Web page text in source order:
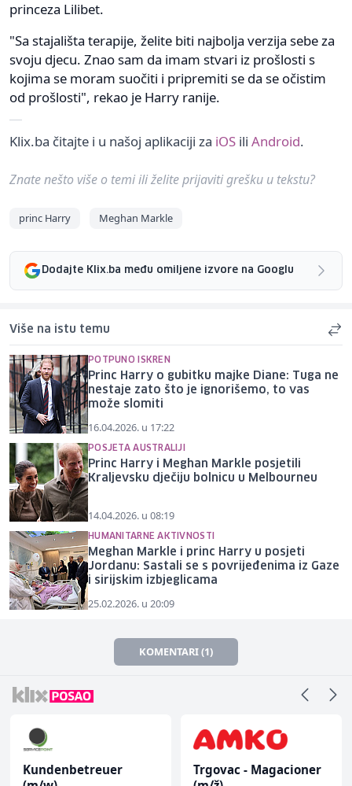
princeza Lilibet.
"Sa stajališta terapije, želite biti najbolja verzija sebe za
svoju djecu. Znao sam da imam stvari iz prošlosti s
kojima se moram suočiti i pripremiti se da se očistim
od prošlosti", rekao je Harry ranije.
Klix.ba čitajte i u našoj aplikaciji za iOS ili Android.
Znate nešto više o temi ili želite prijaviti grešku u tekstu?
princ Harry Meghan Markle
Dodajte Klix.ba među omiljene izvore na Googlu
Više na istu temu
POTPUNO ISKREN
Princ Harry o gubitku majke Diane: Tuga ne
nestaje zato što je ignorišemo, to vas
može slomiti
16.04.2026. u 17:22
POSJETA AUSTRALIJI
Princ Harry i Meghan Markle posjetili
Kraljevsku dječiju bolnicu u Melbourneu
14.04.2026. u 08:19
HUMANITARNE AKTIVNOSTI
Meghan Markle i princ Harry u posjeti
Jordanu: Sastali se s povrijeđenima iz Gaze
i sirijskim izbjeglicama
25.02.2026. u 20:09
KOMENTARI (1)
Kundenbetreuer
Trgovac - Magacioner